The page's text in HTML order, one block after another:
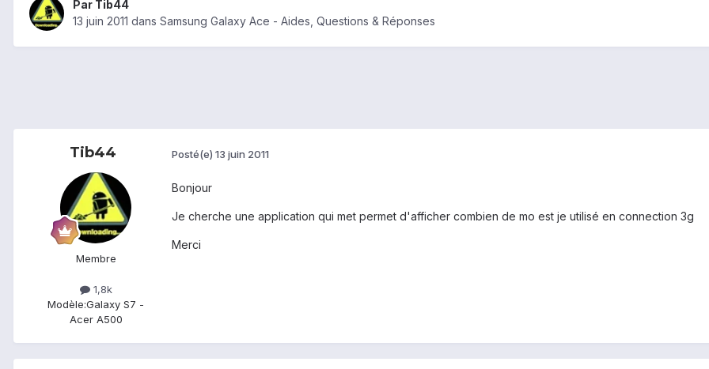
Par Tib44
13 juin 2011 dans Samsung Galaxy Ace - Aides, Questions & Réponses
Tib44
Membre
1,8k
Modèle:Galaxy S7 -
Acer A500
Posté(e) 13 juin 2011
Bonjour
Je cherche une application qui met permet d'afficher combien de mo est je utilisé en connection 3g
Merci